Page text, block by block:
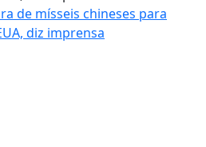
de mísseis chineses para
diz imprensa